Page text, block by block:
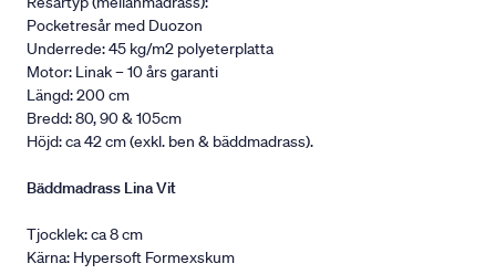
Pocketresår med Duozon
Underrede: 45 kg/m2 polyeterplatta
Motor: Linak – 10 års garanti
Längd: 200 cm
Bredd: 80, 90 & 105cm
Höjd: ca 42 cm (exkl. ben & bäddmadrass).
Bäddmadrass Lina Vit
Tjocklek: ca 8 cm
Kärna: Hypersoft Formexskum